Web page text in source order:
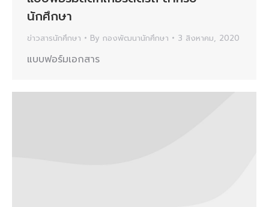
นักศึกษา
ข่าวสารนักศึกษา By กองพัฒนานักศึกษา 3 สิงหาคม, 2020
แบบฟอร์มเอกสาร